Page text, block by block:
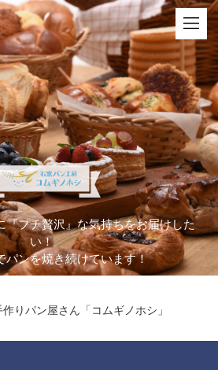
『プチ贅沢』な気持ちをお届けした
い！
パンを焼き続けています！
りパン屋さん「コムギノホシ」